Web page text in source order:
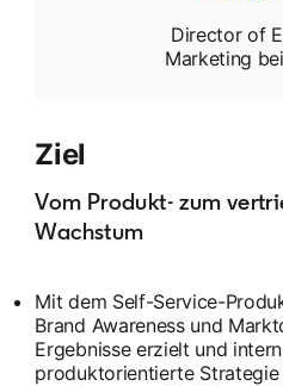
Director of
Marketing
Ziel
Vom Produkt- zum
Wachstum
Mit dem Self-Service-
Brand Awareness und
Ergebnisse erzielt und
produktorientierte